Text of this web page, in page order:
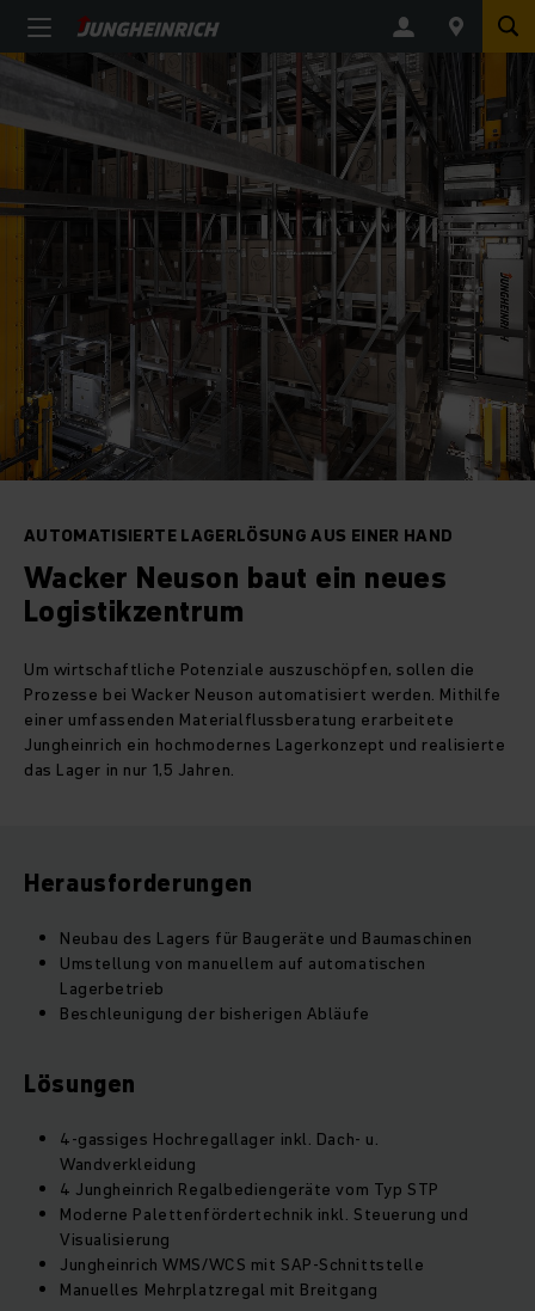
AUTOMATISIERTE LAGERLÖSUNG AUS EINER HAND
Wacker Neuson baut ein neues
Logistikzentrum
Um wirtschaftliche Potenziale auszuschöpfen, sollen die
Prozesse bei Wacker Neuson automatisiert werden. Mithilfe
einer umfassenden Materialflussberatung erarbeitete
Jungheinrich ein hochmodernes Lagerkonzept und realisierte
das Lager in nur 1,5 Jahren.
Herausforderungen
Neubau des Lagers für Baugeräte und Baumaschinen
Umstellung von manuellem auf automatischen
Lagerbetrieb
Beschleunigung der bisherigen Abläufe
Lösungen
4-gassiges Hochregallager inkl. Dach- u.
Wandverkleidung
4 Jungheinrich Regalbediengeräte vom Typ STP
Moderne Palettenfördertechnik inkl. Steuerung und
Visualisierung
Jungheinrich WMS/WCS mit SAP-Schnittstelle
Manuelles Mehrplatzregal mit Breitgang